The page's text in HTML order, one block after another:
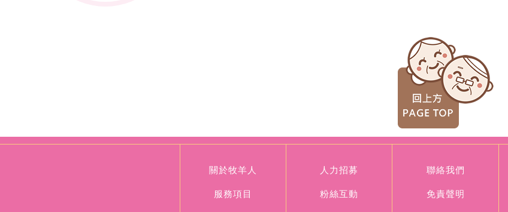
關於牧羊人
服務項目
人力招募
粉絲互動
聯絡我們
免責聲明